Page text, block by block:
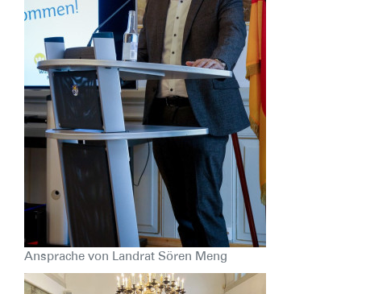
Ansprache von Landrat Sören Meng